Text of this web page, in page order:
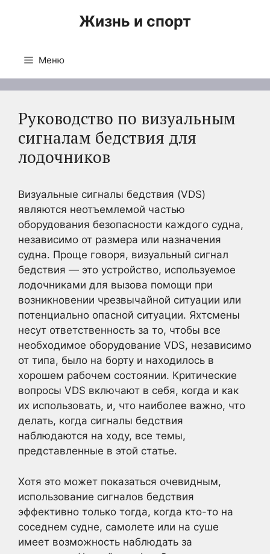
Жизнь и спорт
Меню
Руководство по визуальным
сигналам бедствия для
лодочников
Визуальные сигналы бедствия (VDS)
являются неотъемлемой частью
оборудования безопасности каждого судна,
независимо от размера или назначения
судна. Проще говоря, визуальный сигнал
бедствия — это устройство, используемое
лодочниками для вызова помощи при
возникновении чрезвычайной ситуации или
потенциально опасной ситуации. Яхтсмены
несут ответственность за то, чтобы все
необходимое оборудование VDS, независимо
от типа, было на борту и находилось в
хорошем рабочем состоянии. Критические
вопросы VDS включают в себя, когда и как
их использовать, и, что наиболее важно, что
делать, когда сигналы бедствия
наблюдаются на ходу, все темы,
представленные в этой статье.
Хотя это может показаться очевидным,
использование сигналов бедствия
эффективно только тогда, когда кто-то на
соседнем судне, самолете или на суше
имеет возможность наблюдать за